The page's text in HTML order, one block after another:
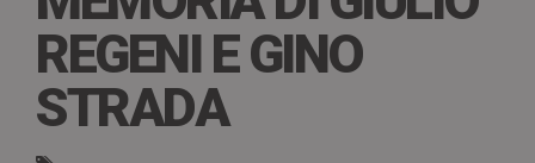
REGENI E GINO
STRADA